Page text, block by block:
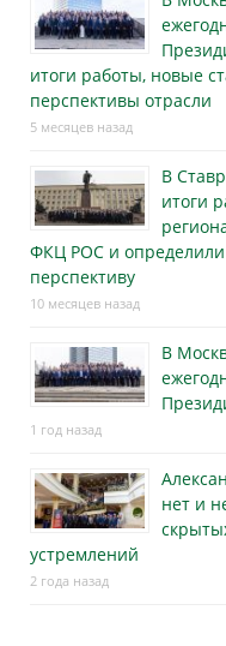
итоги работы, новые
перспективы отрасли
5 месяцев назад
В
итоги
ФКЦ РОС и определили
перспективу
10 месяцев назад
В
1 год назад
нет и
устремлений
2 года назад